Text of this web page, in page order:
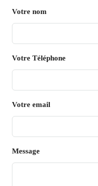
Votre nom
Votre Téléphone
Votre email
Message